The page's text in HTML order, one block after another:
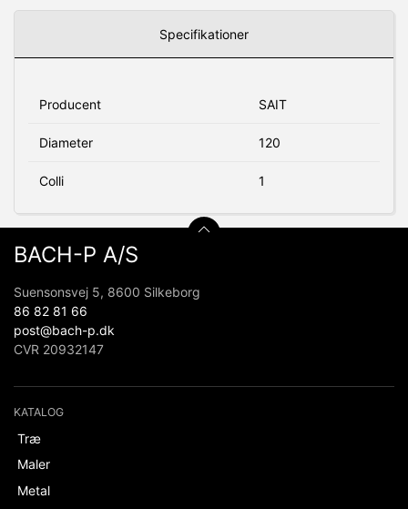
Specifikationer
Producent SAIT
Diameter 120
Colli 1
BACH-P A/S
Suensonsvej 5, 8600 Silkeborg
86 82 81 66
post@bach-p.dk
CVR 20932147
KATALOG
Træ
Maler
Metal